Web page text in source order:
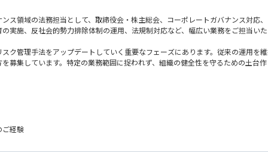
ス領域の法務担当として、取締役会・株主総会、コーポレートガバナンス対応
実施、反社会的勢力排除体制の運用、法規制対応など、幅広い業務をご担当い
ク管理手法をアップデートしていく重要なフェーズにあります。従来の運用を
募集しています。特定の業務範囲に捉われず、組織の健全性を守るための土台
ご経験